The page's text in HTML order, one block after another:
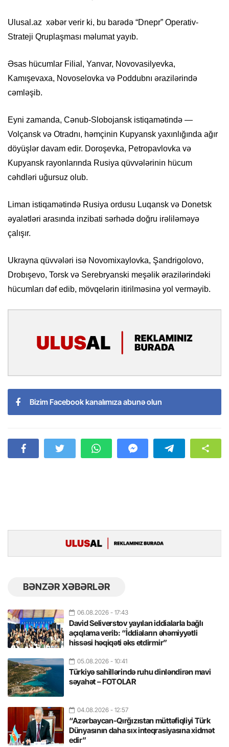
Ulusal.az xəbər verir ki, bu barədə “Dnepr” Operativ-
Strateji Qruplaşması məlumat yayıb.
Əsas hücumlar Filial, Yanvar, Novovasilyevka,
Kamışevaxa, Novoselovka və Poddubnı ərazilərində
cəmləşib.
Eyni zamanda, Cənub-Slobojansk istiqamətində —
Volçansk və Otradnı, həmçinin Kupyansk yaxınlığında ağır
döyüşlər davam edir. Doroşevka, Petropavlovka və
Kupyansk rayonlarında Rusiya qüvvələrinin hücum
cəhdləri uğursuz olub.
Liman istiqamətində Rusiya ordusu Luqansk və Donetsk
əyalətləri arasında inzibati sərhədə doğru irəliləməyə
çalışır.
Ukrayna qüvvələri isə Novomixaylovka, Şandrigolovo,
Drobışevo, Torsk və Serebryanski meşəlik ərazilərindəki
hücumları dəf edib, mövqelərin itirilməsinə yol verməyib.
Bizim Facebook kanalımıza abunə olun
BƏNZƏR XƏBƏRLƏR
06.08.2026 - 17:43
David Seliverstov yayılan iddialarla bağlı
açıqlama verib: “İddiaların əhəmiyyətli
hissəsi həqiqəti əks etdirmir”
05.08.2026 - 10:41
Türkiyə sahillərində ruhu dinləndirən mavi
səyahət – FOTOLAR
04.08.2026 - 12:57
“Azərbaycan-Qırğızıstan müttəfiqliyi Türk
Dünyasının daha sıx inteqrasiyasına xidmət
edir”